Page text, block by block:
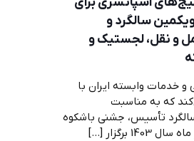
سالگرد و
و نقل، لجستیک و
و خدمات وابسته ایران با
که به مناسبت
تأسیس، جشنی باشکوه
[…]